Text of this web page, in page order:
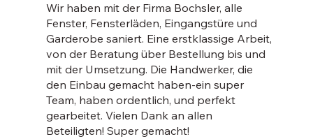
Wir haben mit der Firma Bochsler, alle
Fenster, Fensterläden, Eingangstüre und
Garderobe saniert. Eine erstklassige Arbeit,
von der Beratung über Bestellung bis und
mit der Umsetzung. Die Handwerker, die
den Einbau gemacht haben-ein super
Team, haben ordentlich, und perfekt
gearbeitet. Vielen Dank an allen
Beteiligten! Super gemacht!